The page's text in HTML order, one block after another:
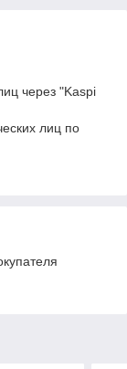
через "Kaspi
лиц по